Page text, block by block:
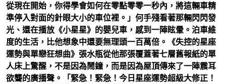
從現在開始，你得學會如何在零點零零一秒內，將這輛車精
準停入對面的針眼大小的車位裡。」何手殘看著那輛閃閃發
光、還在播放《小星星》的嬰兒車，感到一陣眩暈。泊車維
度的生活，比他想象中還要無理頭一百萬倍。《失控的星座
運勢與單戀狂想曲》張水瓶從他那張覆蓋著七層舊報紙的單
人床上驚醒，不是因為鬧鐘，而是因為屋頂傳來了一陣震耳
欲聾的廣播聲。「緊急！緊急！今日星座運勢超級大修正！